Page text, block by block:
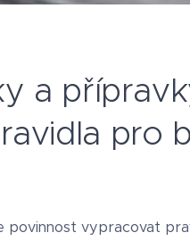
a
pro
vypracovat